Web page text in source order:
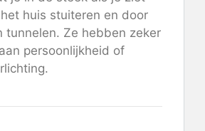
huis stuiteren en door
tunnelen. Ze hebben zeker
persoonlijkheid of